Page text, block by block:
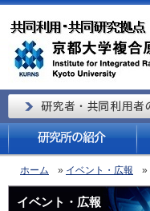
ホーム » イベント・広報 »
イベント・広報